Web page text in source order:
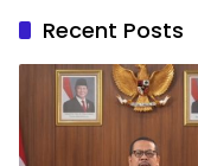
Recent Posts